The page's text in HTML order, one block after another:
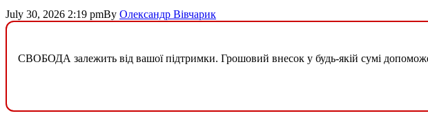
July 30, 2026 2:19 pmBy Олександр Вівчарик
СВОБОДА залежить від вашої підтримки. Грошовий внесок у будь-якій сумі